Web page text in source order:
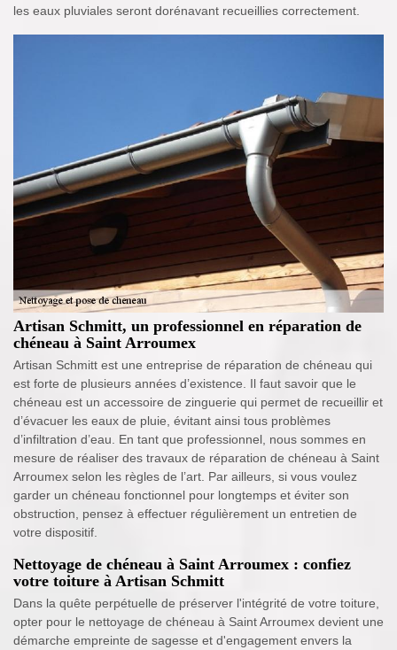
les eaux pluviales seront dorénavant recueillies correctement.
Artisan Schmitt, un professionnel en réparation de
chéneau à Saint Arroumex
Artisan Schmitt est une entreprise de réparation de chéneau qui
est forte de plusieurs années d’existence. Il faut savoir que le
chéneau est un accessoire de zinguerie qui permet de recueillir et
d’évacuer les eaux de pluie, évitant ainsi tous problèmes
d’infiltration d’eau. En tant que professionnel, nous sommes en
mesure de réaliser des travaux de réparation de chéneau à Saint
Arroumex selon les règles de l’art. Par ailleurs, si vous voulez
garder un chéneau fonctionnel pour longtemps et éviter son
obstruction, pensez à effectuer régulièrement un entretien de
votre dispositif.
Nettoyage de chéneau à Saint Arroumex : confiez
votre toiture à Artisan Schmitt
Dans la quête perpétuelle de préserver l'intégrité de votre toiture,
opter pour le nettoyage de chéneau à Saint Arroumex devient une
démarche empreinte de sagesse et d'engagement envers la